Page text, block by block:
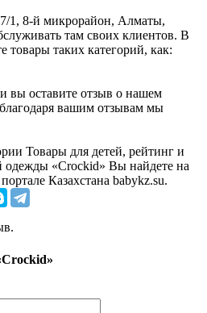
1, 8-й микрорайон, Алматы,
там своих клиентов. В
товары таких категорий, как:
вы оставите отзыв о нашем
вашим отзывам мы
Товары для детей, рейтинг и
одежды «Crockid» Вы найдете на
Казахстана babykz.su.